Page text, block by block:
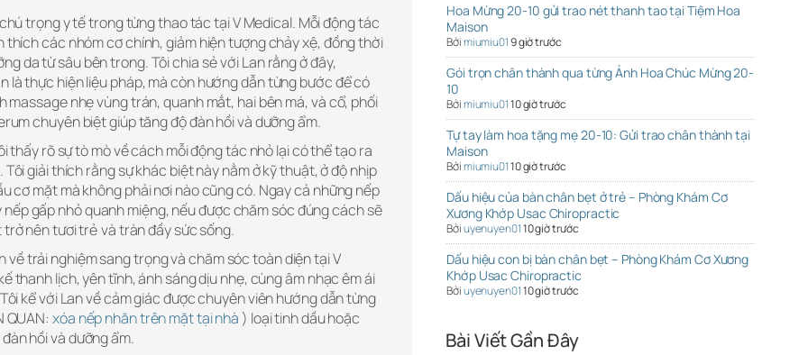
trọng y tế trong từng thao tác tại V Medical. Mỗi động tác
thích các nhóm cơ chính, giảm hiện tượng chảy xệ, đồng thời
da từ sâu bên trong. Tôi chia sẻ với Lan rằng ở đây,
là thực hiện liệu pháp, mà còn hướng dẫn từng bước để có
nhẹ vùng trán, quanh mắt, hai bên má, và cổ, phối
chuyên biệt giúp tăng độ đàn hồi và dưỡng ẩm.
thấy rõ sự tò mò về cách mỗi động tác nhỏ lại có thể tạo ra
giải thích rằng sự khác biệt này nằm ở kỹ thuật, ở độ nhịp
cơ mặt mà không phải nơi nào cũng có. Ngay cả những nếp
gấp nhỏ quanh miệng, nếu được chăm sóc đúng cách sẽ
nên tươi trẻ và tràn đầy sức sống.
về trải nghiệm sang trọng và chăm sóc toàn diện tại V
thanh lịch, yên tĩnh, ánh sáng dịu nhẹ, cùng âm nhạc êm ái
kể với Lan về cảm giác được chuyên viên hướng dẫn từng
QUAN: xóa nếp nhăn trên mặt tại nhà ) loại tinh dầu hoặc
hồi và dưỡng ẩm.
Hoa Mừng 20-10 gửi trao nét thanh tao tại Tiệm Hoa
Maison
Bởimiumiu019 giờ trước
Gói trọn chân thành qua từng Ảnh Hoa Chúc Mừng 20-
10
Bởimiumiu0110 giờ trước
Tự tay làm hoa tặng mẹ 20-10: Gửi trao chân thành tại
Maison
Bởimiumiu0110 giờ trước
Dấu hiệu của bàn chân bẹt ở trẻ – Phòng Khám Cơ
Xương Khớp Usac Chiropractic
Bởiuyenuyen0110 giờ trước
Dấu hiệu con bị bàn chân bẹt – Phòng Khám Cơ Xương
Khớp Usac Chiropractic
Bởiuyenuyen0110 giờ trước
Bài Viết Gần Đây